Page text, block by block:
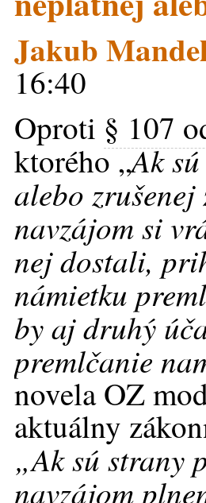
Jakub
16:40
Oproti § 107
ktorého „Ak
alebo
navzájom si
nej dostali,
námietku
by aj druhý
premlčanie
novela OZ
aktuálny
„Ak sú strany
navzájom